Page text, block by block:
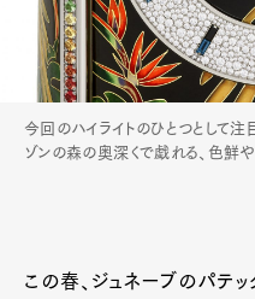
今回のハイライトのひとつとして注
ゾンの森の奥深くで戯れる、色鮮
この春、ジュネーブのパテ